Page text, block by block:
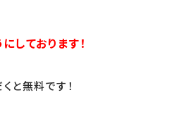
ております！
と無料です！